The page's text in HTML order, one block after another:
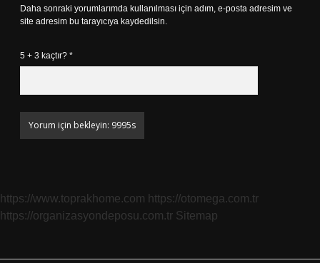
Daha sonraki yorumlarımda kullanılması için adım, e-posta adresim ve
site adresim bu tarayıcıya kaydedilsin.
5 + 3 kaçtır? *
https://www.toprakhome.com https://otomega.com.tr
https://organizasyondeposu.com.tr Sitemap